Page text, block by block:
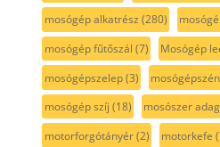
mosógép alkatrész (280)
mosógép fűtőszál (7) Mosógép
mosógépszelep(3)
mosógép szíj (18) mosószer
motorforgótányér(2) motorkefe